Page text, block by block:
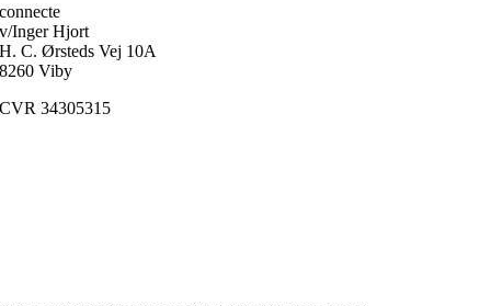
connecte
v/Inger Hjort
H. C. Ørsteds Vej 10A
8260 Viby
CVR 34305315